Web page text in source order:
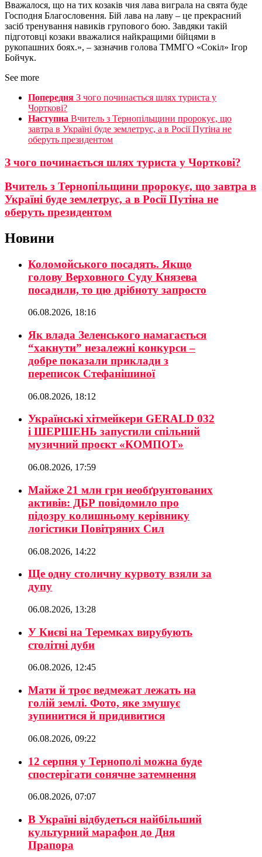
Вважалося, що на тих козаків чия лава виграла на свята буде
Господня Благословення. Бій лава на лаву – це прекрасний
засіб тренування навиків групового бою. Завдяки такій
підготовці козаки вважалися найкращими бійцями в
рукопашних боях.», – зазначив голова ТММГО «Сокіл» Ігор
Бойчук.
See more
Попередня З чого починається шлях туриста у
Чорткові?
Наступна Вчитель з Тернопільщини пророкує, що
завтра в Україні буде землетрус, а в Росії Путіна не
оберуть президентом
З чого починається шлях туриста у Чорткові?
Вчитель з Тернопільщини пророкує, що завтра в
Україні буде землетрус, а в Росії Путіна не
оберуть президентом
Новини
Коломойського посадять. Якщо
голову Верховного Суду Князева
посадили, то цю дрібноту запросто
06.08.2026, 18:16
Як влада Зеленського намагається
“хакнути” незалежні конкурси –
добре показали приклади з
переписок Стефанішиної
06.08.2026, 18:12
Українські хітмейкери GERALD 032
і ШЕРШЕНЬ запустили спільний
музичний проєкт «КОМПОТ»
06.08.2026, 17:59
Майже 21 млн грн необґрунтованих
активів: ДБР повідомило про
підозру колишньому керівнику
логістики Повітряних Сил
06.08.2026, 14:22
Ще одну столичну курвоту взяли за
дупу
06.08.2026, 13:28
У Києві на Теремках вирубують
столітні дуби
06.08.2026, 12:45
Мати й троє ведмежат лежать на
голій землі. Фото, яке змушує
зупинитися й придивитися
06.08.2026, 09:22
12 серпня у Тернополі можна буде
спостерігати сонячне затемнення
06.08.2026, 07:07
В Україні відбудеться найбільший
культурний марафон до Дня
Прапора